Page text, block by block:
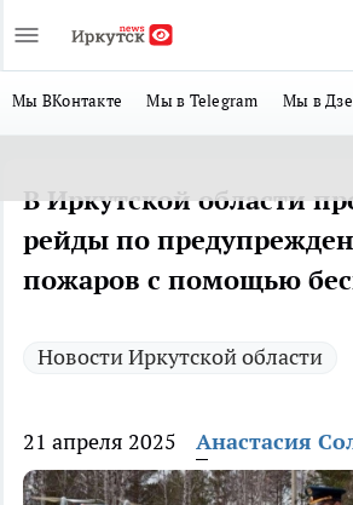
Мы ВКонтакте Мы в Telegram Мы в
В Иркутской области
рейды по
пожаров с помощью
Новости Иркутской области
21 апреля 2025 Анастасия